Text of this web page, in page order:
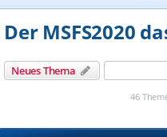
Der MSFS2020
Neues Thema
46